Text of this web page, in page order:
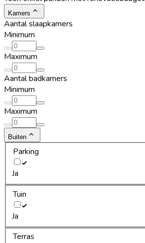
Kamers
Aantal slaapkamers
Minimum
Maximum
Aantal badkamers
Minimum
Maximum
Buiten
Parking
Ja
Tuin
Ja
Terras